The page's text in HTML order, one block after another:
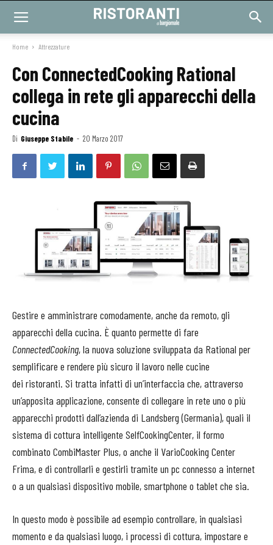
Home Attrezzature
Con ConnectedCooking Rational
collega in rete gli apparecchi della
cucina
Di Giuseppe Stabile - 20 Marzo 2017
Gestire e amministrare comodamente, anche da remoto, gli
apparecchi della cucina. È quanto permette di fare
ConnectedCooking, la nuova soluzione sviluppata da Rational per
semplificare e rendere più sicuro il lavoro nelle cucine
dei ristoranti. Si tratta infatti di un’interfaccia che, attraverso
un’apposita applicazione, consente di collegare in rete uno o più
apparecchi prodotti dall’azienda di Landsberg (Germania), quali il
sistema di cottura intelligente SelfCookingCenter, il formo
combinato CombiMaster Plus, o anche il VarioCooking Center
Frima, e di controllarli e gestirli tramite un pc connesso a internet
o a un qualsiasi dispositivo mobile, smartphone o tablet che sia.
In questo modo è possibile ad esempio controllare, in qualsiasi
momento e da qualsiasi luogo, i processi di cottura, impostare e